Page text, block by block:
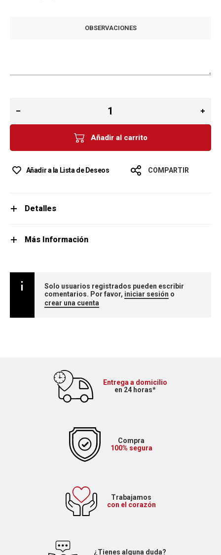
OBSERVACIONES
Añadir al carrito
Añadir a la Lista de Deseos COMPARTIR
Detalles
Más Información
Solo usuarios registrados pueden escribir
comentarios. Por favor, iniciar sesión o
crear una cuenta
Entrega a domicilio
en 24 horas*
Compra
100% segura
Trabajamos
con el corazón
¿Tienes alguna duda?